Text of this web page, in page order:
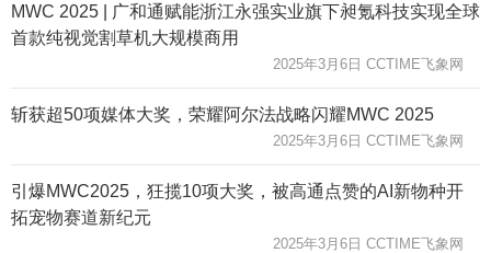
MWC 2025 | 广和通赋能浙江永强实业旗下昶氪科技实现全球
首款纯视觉割草机大规模商用
2025年3月6日 CCTIME飞象网
斩获超50项媒体大奖，荣耀阿尔法战略闪耀MWC 2025
2025年3月6日 CCTIME飞象网
引爆MWC2025，狂揽10项大奖，被高通点赞的AI新物种开
拓宠物赛道新纪元
2025年3月6日 CCTIME飞象网